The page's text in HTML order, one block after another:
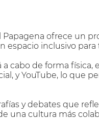
Papagena ofrece un
espacio inclusivo para
cabo de forma física,
y YouTube, lo que
y debates que
una cultura más